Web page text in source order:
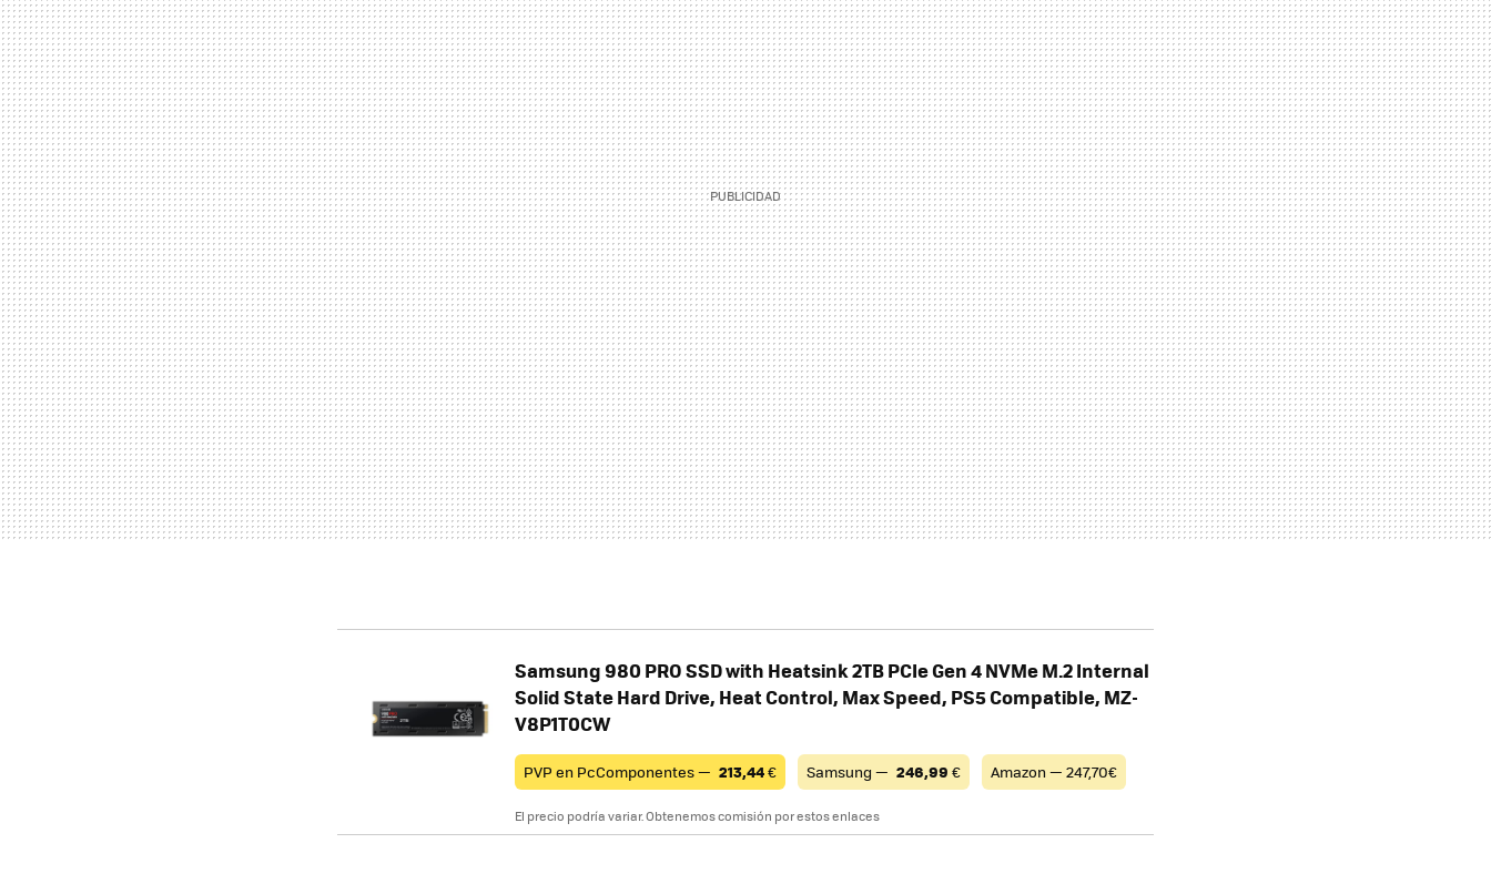
Samsung 980 PRO SSD with Heatsink 2TB PCIe Gen 4 NVMe M.2 Internal
Solid State Hard Drive, Heat Control, Max Speed, PS5 Compatible, MZ-
V8P1T0CW
PVP en PcComponentes — 213,44€ Samsung — 246,99 € Amazon — 247,70€
El precio podría variar. Obtenemos comisión por estos enlaces